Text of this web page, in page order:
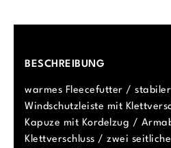
BESCHREIBUNG
warmes Fleecefutter /
Windschutzleiste mit
Kapuze mit Kordelzug /
Klettverschluss / zwei